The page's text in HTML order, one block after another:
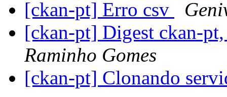
[ckan-pt] Erro csv
[ckan-pt] Digest ckan-
Raminho Gomes
[ckan-pt] Clonando